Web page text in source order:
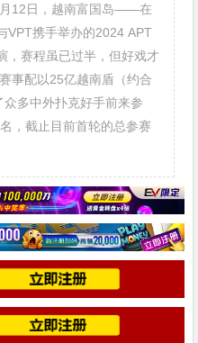
12日，越南富国岛——在
VPT携手举办的2024 APT
，赛程虽已过半，但好戏才
事配以25亿越南盾（约合
多中外扑克好手前来参
，截止目前首轮的总参赛